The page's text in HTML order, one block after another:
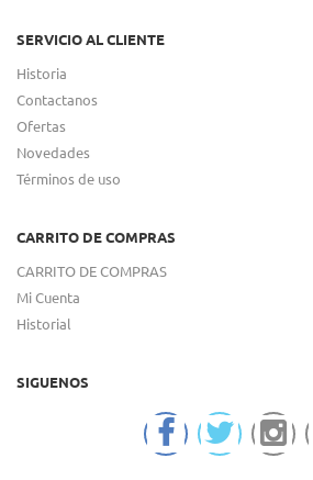
SERVICIO AL CLIENTE
Historia
Contactanos
Ofertas
Novedades
Términos de uso
CARRITO DE COMPRAS
CARRITO DE COMPRAS
Mi Cuenta
Historial
SIGUENOS